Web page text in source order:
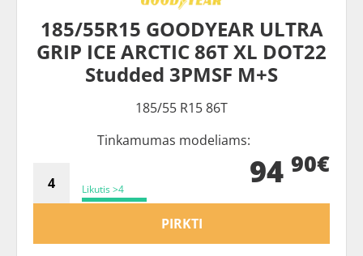
185/55R15 GOODYEAR ULTRA
GRIP ICE ARCTIC 86T XL DOT22
Studded 3PMSF M+S
185/55 R15 86T
Tinkamumas modeliams:
Likutis >4 94 90€
PIRKTI